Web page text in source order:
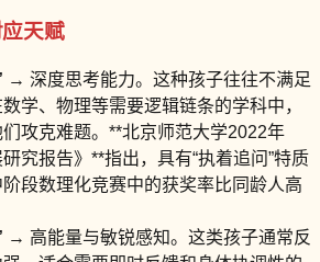
天赋
→ 深度思考能力。这种孩子往往不满足
学、物理等需要逻辑链条的学科中，
攻克难题。**北京师范大学2022年
研究报告》**指出，具有“执着追问”特质
段数理化竞赛中的获奖率比同龄人高
→ 高能量与敏锐感知。这类孩子通常反